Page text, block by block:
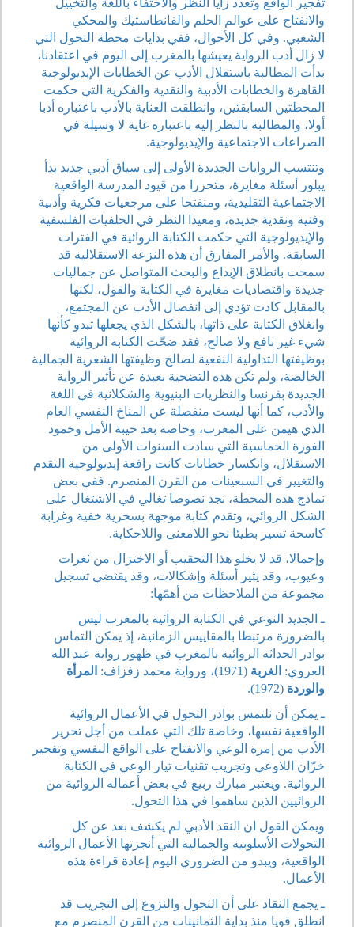
تفجير الواقع وتعدد زايا النظر والاحتفاء باللغة والتخييل
والانفتاح على عوالم الحلم والفانطاستيك والمحكي
الشعبي. وفي كل الأحوال، ففي بدايات محطة التحول التي
لا زال أدب الرواية يعيشها بالمغرب إلى اليوم في اعتقادنا،
بدأت المطالبة باستقلال الأدب عن الخطابات الإيديولوجية
القاهرة والخطابات الأدبية والنقدية والفكرية التي حكمت
المحطتين السابقتين، وانطلقت العناية بالأدب باعتباره أدبا
أولا، والمطالبة بالنظر إليه باعتباره غاية لا وسيلة في
الصراعات الاجتماعية والإيديولوجية.
وتنتسب الروايات الجديدة الأولى إلى سياق أدبي جديد بدأ
يبلور أسئلة مغايرة، متحررا من قيود المدرسة الواقعية
الاجتماعية التقليدية، ومنفتحا على مرجعيات فكرية وأدبية
وفنية ونقدية جديدة، ومعيدا النظر في الخلفيات الفلسفية
والإيديولوجية التي حكمت الكتابة الروائية في الفترات
السابقة. والأمر المفارق أن هذه النزعة الاستقلالية قد
سمحت بانطلاق الإبداع والبحث المتواصل عن جماليات
جديدة واقتصاديات مغايرة في الكتابة والقول، لكنها
بالمقابل كادت تؤدي إلى انفصال الأدب عن المجتمع،
وانغلاق الكتابة على ذاتها، بالشكل الذي يجعلها تبدو كأنها
شيء غير نافع ولا صالح، فقد ضحّت الكتابة الروائية
بوظيفتها التداولية النفعية لصالح وظيفتها الشعرية الجمالية
الخالصة، ولم تكن هذه التضحية بعيدة عن تأثير الرواية
الجديدة بفرنسا والنظريات البنيوية والشكلانية في اللغة
والأدب، كما أنها ليست منفصلة عن المناخ النفسي العام
الذي هيمن على المغرب، وخاصة بعد خيبة الأمل وخمود
الفورة الحماسية التي سادت السنوات الأولى من
الاستقلال، وانكسار خطابات كانت رافعة إيديولوجية التقدم
والتغيير في السبعينات من القرن المنصرم. ففي بعض
نماذج هذه المحطة، نجد نصوصا تغالي في الاشتغال على
الشكل الروائي، وتقدم كتابة موجهة بسخرية خفية وغرابة
كاسحة تسير بطيئا نحو اللامعنى واللاحكاية.
وإجمالا، قد لا يخلو هذا التحقيب أو الاختزال من ثغرات
وعيوب، وقد يثير أسئلة وإشكالات، وقد يقتضي تسجيل
مجموعة من الملاحظات من أهمّها:
ـ الجديد النوعي في الكتابة الروائية بالمغرب ليس
بالضرورة مرتبطا بالمقاييس الزمانية، إذ يمكن التماس
بوادر الحداثة الروائية بالمغرب في ظهور رواية عبد الله
العروي: الغربة (1971)، ورواية محمد زفزاف:
المرأة
والوردة (1972).
ـ يمكن أن نلتمس بوادر التحول في الأعمال الروائية
الواقعية نفسها، وخاصة تلك التي عملت من أجل تحرير
الأدب من إمرة الوعي والانفتاح على الواقع النفسي وتفجير
خزّان اللاوعي وتجريب تقنيات تيار الوعي في الكتابة
الروائية. ويعتبر مبارك ربيع في بعض أعماله الروائية من
الروائيين الذين ساهموا في هذا التحول.
ويمكن القول ان النقد الأدبي لم يكشف بعد عن كل
التحولات الأسلوبية والجمالية التي أنجزتها الأعمال الروائية
الواقعية، ويبدو من الضروري اليوم إعادة قراءة هذه
الأعمال.
ـ يجمع النقاد على أن التحول والنزوع إلى التجريب قد
انطلق قويا منذ بداية الثمانينات من القرن المنصرم مع